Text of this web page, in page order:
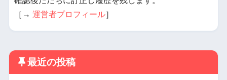
［→ 運営者プロフィール］
最近の投稿